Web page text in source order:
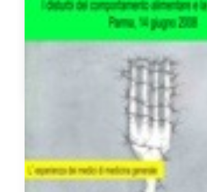
Clicca qui per leggere tutto